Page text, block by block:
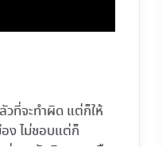
วที่จะทำผิด แต่ก็ให้
ง ไม่ชอบแต่ก็